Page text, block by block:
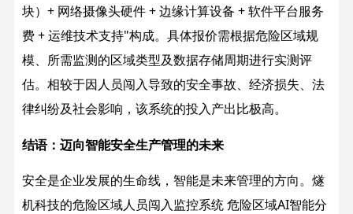
块）+ 网络摄像头硬件 + 边缘计算设备 + 软件平台服务
费 + 运维技术支持"构成。具体报价需根据危险区域规
模、所需监测的区域类型及数据存储周期进行实测评
估。相较于因人员闯入导致的安全事故、经济损失、法
律纠纷及社会影响，该系统的投入产出比极高。
结语：迈向智能安全生产管理的未来
安全是企业发展的生命线，智能是未来管理的方向。燧
机科技的危险区域人员闯入监控系统 危险区域AI智能分